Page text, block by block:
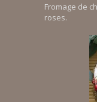
Fromage de
roses.